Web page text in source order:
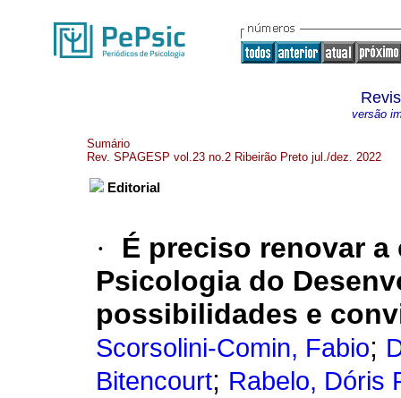
versão
Sumário
Rev. SPAGESP vol.23 no.2 Ribeirão Preto jul./dez. 2022
Editorial
·
É preciso renovar a
Psicologia do
possibilidades e
Scorsolini-Comin, Fabio;
Bitencourt; Rabelo, Dóris